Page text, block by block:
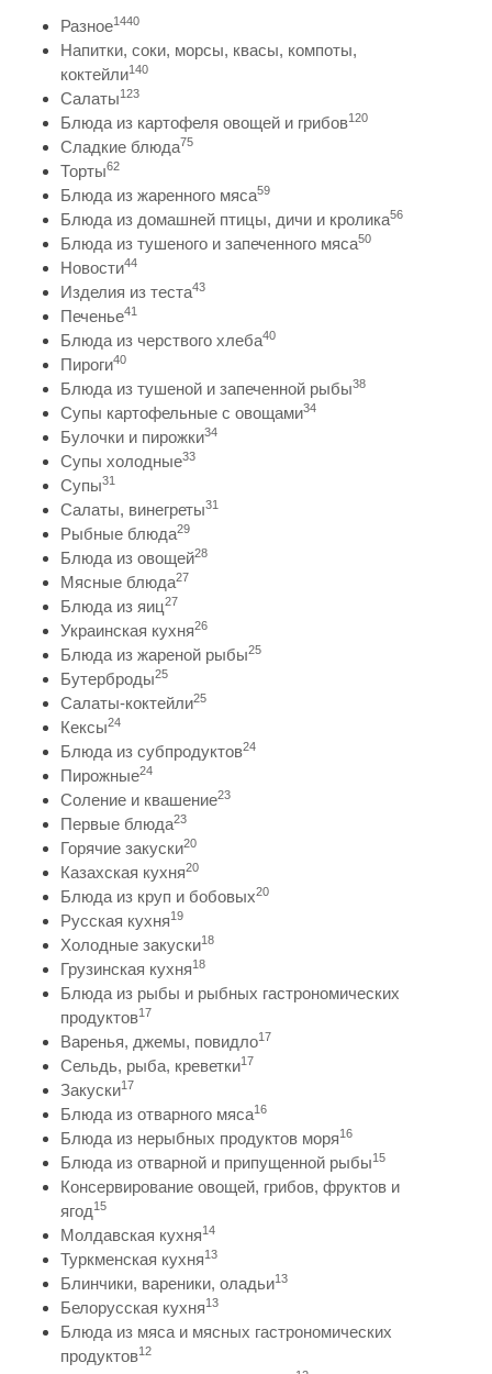
Разное1440
Напитки, соки, морсы, квасы, компоты,
коктейли140
Салаты123
Блюда из картофеля овощей и грибов120
Сладкие блюда75
Торты62
Блюда из жаренного мяса59
Блюда из домашней птицы, дичи и кролика56
Блюда из тушеного и запеченного мяса50
Новости44
Изделия из теста43
Печенье41
Блюда из черствого хлеба40
Пироги40
Блюда из тушеной и запеченной рыбы38
Супы картофельные с овощами34
Булочки и пирожки34
Супы холодные33
Супы31
Салаты, винегреты31
Рыбные блюда29
Блюда из овощей28
Мясные блюда27
Блюда из яиц27
Украинская кухня26
Блюда из жареной рыбы25
Бутерброды25
Салаты-коктейли25
Кексы24
Блюда из субпродуктов24
Пирожные24
Соление и квашение23
Первые блюда23
Горячие закуски20
Казахская кухня20
Блюда из круп и бобовых20
Русская кухня19
Холодные закуски18
Грузинская кухня18
Блюда из рыбы и рыбных гастрономических
продуктов17
Варенья, джемы, повидло17
Сельдь, рыба, креветки17
Закуски17
Блюда из отварного мяса16
Блюда из нерыбных продуктов моря16
Блюда из отварной и припущенной рыбы15
Консервирование овощей, грибов, фруктов и
ягод15
Молдавская кухня14
Туркменская кухня13
Блинчики, вареники, оладьи13
Белорусская кухня13
Блюда из мяса и мясных гастрономических
продуктов12